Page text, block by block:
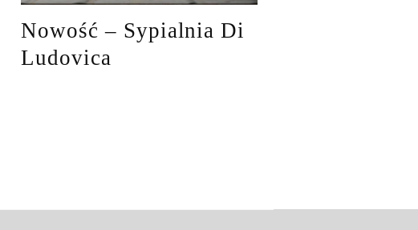
Nowość – Sypialnia Di
Ludovica